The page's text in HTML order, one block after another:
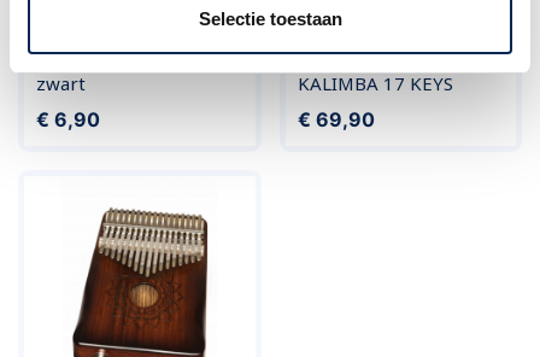
Selectie toestaan
Stagg Mini Tamboerijn
zwart
Prijs
€ 6,90
Stagg CRYSTAL
KALIMBA 17 KEYS
Prijs
€ 69,90